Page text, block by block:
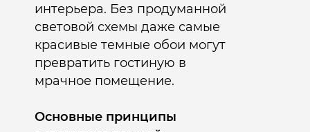
интерьера. Без продуманной
световой схемы даже самые
красивые темные обои могут
превратить гостиную в
мрачное помещение.​
Основные принципы